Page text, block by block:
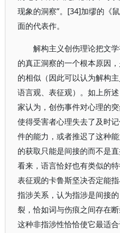
现象的洞察”。[34]加缪的《
面的代表作。
解构主义创伤理论把文
的真正洞察的一个根本原因
的相似（因此可以认为解构
语言观、表征观）。如上所
家认为，创伤事件对心理的
使得受害者心理失去了及时
件的能力，或者推迟了这种
的获取只能是间接的而不是
看来，语言恰好也有类似的特
表征观的卡鲁斯坚决否定能
指涉关系，认为指涉是间接
裂，恰如词与伤痕之间存在
这种非指涉性恰恰使它最适